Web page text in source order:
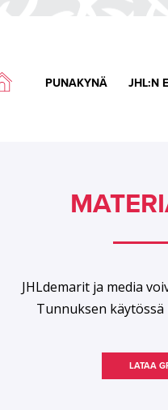
PUNAKYNÄ JHL:N
JHLdemarit ja media
Tunnuksen
LATAA